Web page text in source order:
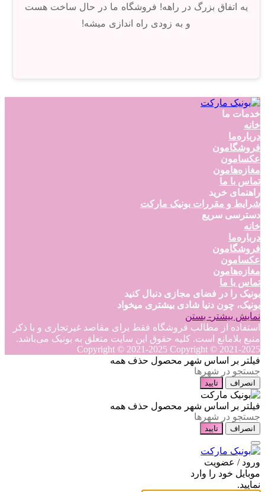
یه اتفاق بزرگ در راهه! فروشگاه ما در حال ساخت هست
و به زودی راه اندازی میشه!
خدمات ما
خانه
درباره‌ما
فروشگامون
عکسامون
مغازه‌هامون
تماس با ما
راهنمای خرید
شرایط و مقررات بونیک مارکت
دسترسی سریع
خانه
درباره‌ما
فروشگامون
عکسامون
مغازه‌هامون
تماس با ما
بونیک را در فضای مجازی دنبال کنید
بونیک، چون دنیا شادی بیشتری میخواد
نمایش بیشتر - بستن
استفاده از مطالب فروشگاه فقط برای مقاصد غیرتجاری و با ذکر
منبع بلامانع است. کلیه حقوق این سایت متعلق به بونیک می‌باشد.
Copyright © 2021-2025 Copyright © 2021-2025
فیلتر بر اساس شهر محصول حذف همه
انصراف تایید
فیلتر بر اساس شهر محصول حذف همه
انصراف تایید
ورود / عضویت
موبایل خود را وارد
نمایید.